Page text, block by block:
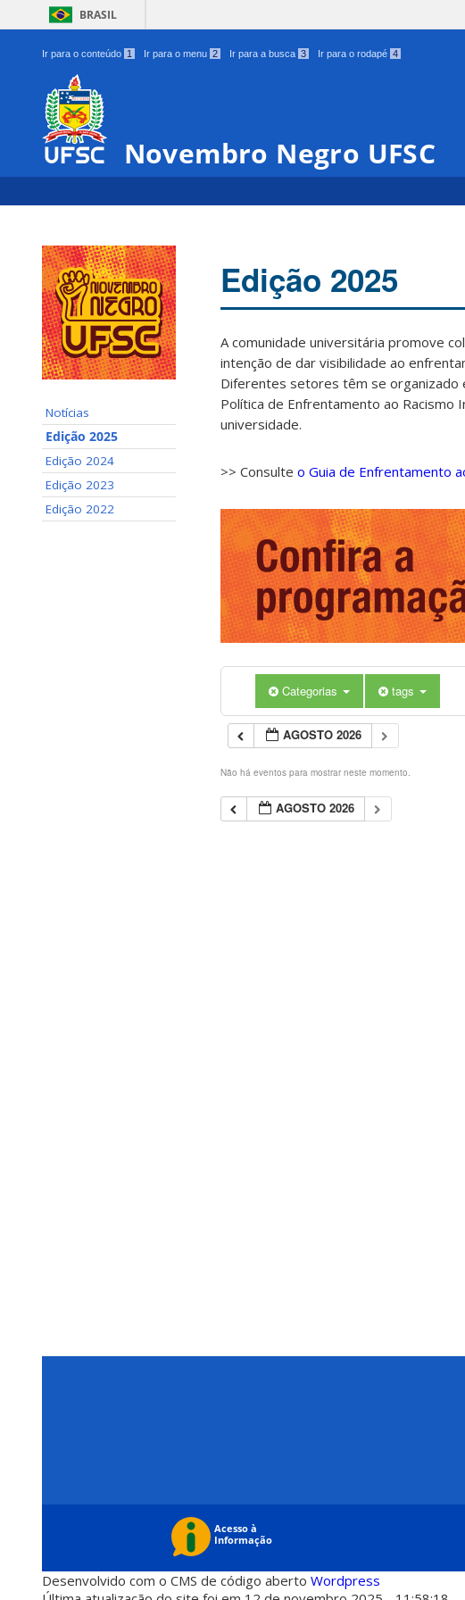
BRASIL
Ir para o conteúdo 1 Ir para o menu 2 Ir para a busca 3 Ir para o rodapé 4
Novembro Negro UFSC
Notícias
Edição 2025
Edição 2024
Edição 2023
Edição 2022
Edição 2025
A comunidade universitária promove
intenção de dar visibilidade ao
Diferentes setores têm se organizado
Política de Enfrentamento ao Racismo
universidade.
>> Consulte o Guia de Enfrentamento
Categorias tags
AGOSTO 2026
Não há eventos para mostrar neste momento.
AGOSTO 2026
Desenvolvido com o CMS de código aberto Wordpress